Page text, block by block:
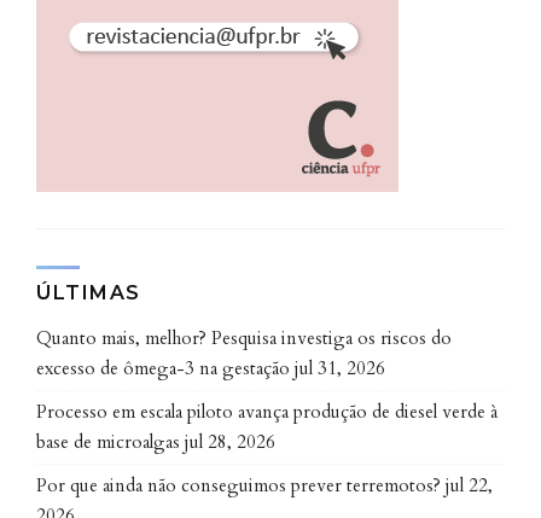
dois tipos diferentes de substratos – que estabelecem
a ligação entre o substrato geológico e as formas
Antropoceno: a era das
consequências promovidas pelos
A principal contribuição do artigo é o
comportando como agentes geológicos e
influenciando os depósitos sedimentares. Com base
nas intervenções humanas, os autores alertam que é
necessário questionar o que é verdadeiramente
natural.
ÚLTIMAS
Quanto mais, melhor? Pesquisa investiga os riscos do
excesso de ômega-3 na gestação jul 31, 2026
Processo em escala piloto avança produção de diesel verde à
base de microalgas jul 28, 2026
Por que ainda não conseguimos prever terremotos? jul 22,